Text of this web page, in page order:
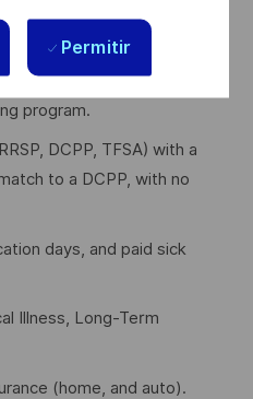
Permitir
the following:
Dental, HSA, Life, AD&D,
Employee
program.
DCPP, TFSA) with a
to a DCPP, with no
days, and paid sick
Illness, Long-Term
(home, and auto).